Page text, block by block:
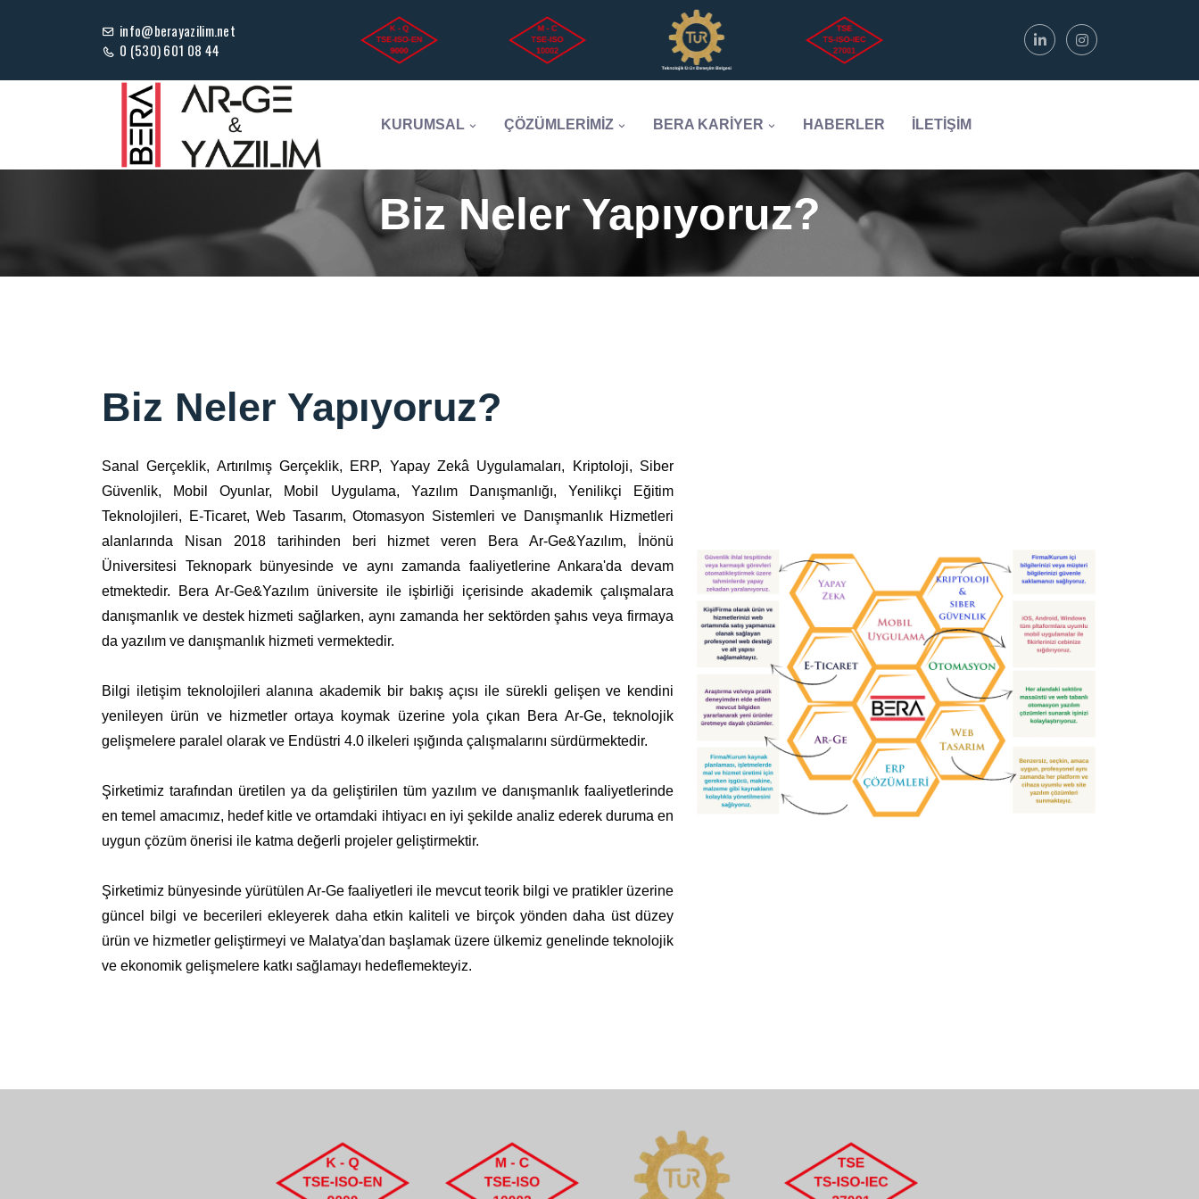
info@berayazilim.net
0 (530) 601 08 44
KURUMSAL ÇÖZÜMLERİMİZ BERA KARİYER HABERLER İLETİŞİM
Biz Neler Yapıyoruz?
Biz Neler Yapıyoruz?
Sanal Gerçeklik, Artırılmış Gerçeklik, ERP, Yapay Zekâ Uygulamaları, Kriptoloji, Siber
Güvenlik, Mobil Oyunlar, Mobil Uygulama, Yazılım Danışmanlığı, Yenilikçi Eğitim
Teknolojileri, E-Ticaret, Web Tasarım, Otomasyon Sistemleri ve Danışmanlık Hizmetleri
alanlarında Nisan 2018 tarihinden beri hizmet veren Bera Ar-Ge&Yazılım, İnönü
Üniversitesi Teknopark bünyesinde ve aynı zamanda faaliyetlerine Ankara'da devam
etmektedir. Bera Ar-Ge&Yazılım üniversite ile işbirliği içerisinde akademik çalışmalara
danışmanlık ve destek hizmeti sağlarken, aynı zamanda her sektörden şahıs veya firmaya
da yazılım ve danışmanlık hizmeti vermektedir.
Bilgi iletişim teknolojileri alanına akademik bir bakış açısı ile sürekli gelişen ve kendini
yenileyen ürün ve hizmetler ortaya koymak üzerine yola çıkan Bera Ar-Ge, teknolojik
gelişmelere paralel olarak ve Endüstri 4.0 ilkeleri ışığında çalışmalarını sürdürmektedir.
Şirketimiz tarafından üretilen ya da geliştirilen tüm yazılım ve danışmanlık faaliyetlerinde
en temel amacımız, hedef kitle ve ortamdaki ihtiyacı en iyi şekilde analiz ederek duruma en
uygun çözüm önerisi ile katma değerli projeler geliştirmektir.
Şirketimiz bünyesinde yürütülen Ar-Ge faaliyetleri ile mevcut teorik bilgi ve pratikler üzerine
güncel bilgi ve becerileri ekleyerek daha etkin kaliteli ve birçok yönden daha üst düzey
ürün ve hizmetler geliştirmeyi ve Malatya'dan başlamak üzere ülkemiz genelinde teknolojik
ve ekonomik gelişmelere katkı sağlamayı hedeflemekteyiz.